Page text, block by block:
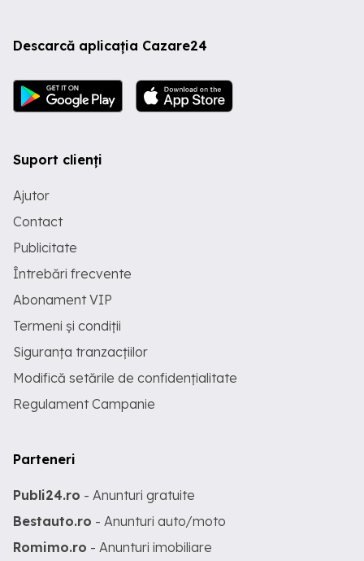
Descarcă aplicația Cazare24
Suport clienți
Ajutor
Contact
Publicitate
Întrebări frecvente
Abonament VIP
Termeni și condiții
Siguranța tranzacțiilor
Modifică setările de confidențialitate
Regulament Campanie
Parteneri
Publi24.ro - Anunturi gratuite
Bestauto.ro - Anunturi auto/moto
Romimo.ro - Anunturi imobiliare